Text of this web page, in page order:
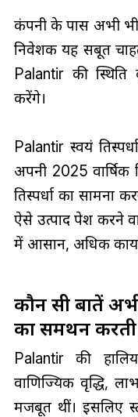
कंपनी के पास अभी
निवेशक यह सबूत
Palantir की
करेंगे।
Palantir स्वयं
अपनी 2025 वार्षिक
प्रतिस्पर्धा का
ऐसे उत्पाद पेश करने
में आसान, अधिक
कौन सी बातें
का समर्थन
Palantir की
वाणिज्यिक वृद्धि,
मजबूत थीं। इसलिए